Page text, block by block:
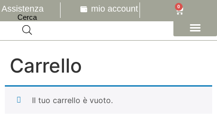
Assistenza mio account 0
Cerca
Carrello
Il tuo carrello è vuoto.